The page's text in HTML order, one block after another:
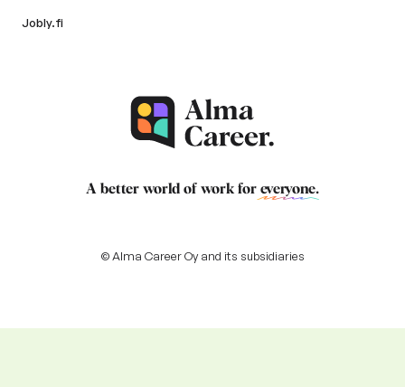
Jobly.fi
A better world of work for everyone.
© Alma Career Oy and its subsidiaries